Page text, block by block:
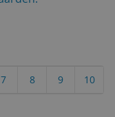
10
9
8
7